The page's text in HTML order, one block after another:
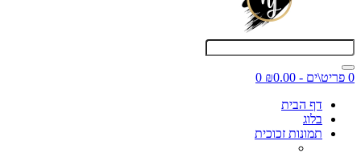
0 פריט\ים - ₪0.00
0
דף הבית
בלוג
תמונות זכוכית